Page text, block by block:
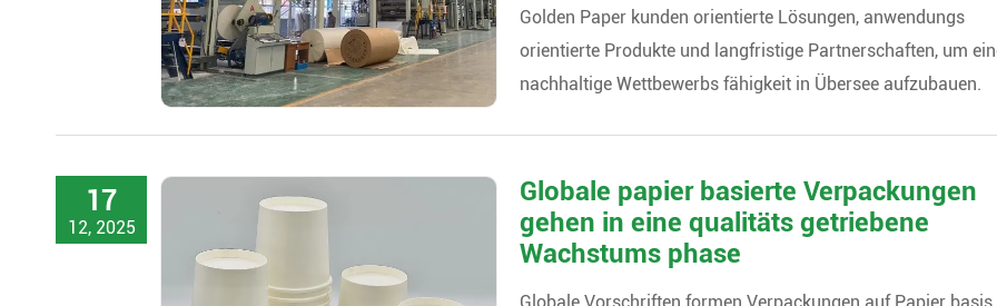
Golden Paper kunden orientierte Lösungen, anwendungs
orientierte Produkte und langfristige Partnerschaften, um
nachhaltige Wettbewerbs fähigkeit in Übersee aufzubauen.
17
12, 2025
Globale papier basierte Verpackungen
gehen in eine qualitäts getriebene
Wachstums phase